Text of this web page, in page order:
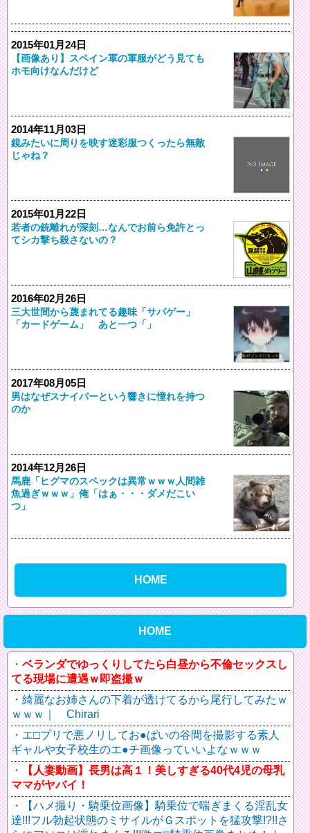
2015年01月24日
【画像あり】スペイン軍の軍服がどう見ても
ホモ向けなんだけど
2014年11月03日
鏡みたいに周りを映す迷彩服つくったら無敵
じゃね？
2015年01月22日
若者の銃離れが深刻…なんでお前ら免許とっ
てシカ撃ち殺さないの？
2016年02月26日
三大世間から蔑まれてる趣味「サバゲー」
「カードゲーム」 あと一つ「」
2017年08月05日
男はなぜスナイパーという響きに憧れを持つ
のか
2014年12月26日
馬鹿「ヒグマのスペックは異常ｗｗｗ人間雑
魚過ぎｗｗｗ」俺「はぁ・・・ダメだこい
つ」
HOME
HOME
ベランダでゆっくりしてたら白昼から不倫セックスし
てる現場に遭遇ｗ即盗撮ｗ
綺麗なお姉さんの下着が透けてるから尾行してみたｗ
ｗｗｗ｜ Chirari
エ□プリで悪ノリしてお●ぱいの谷間を撮影する素人
ギャルや女子校生のエ●チ画像っていいよなｗｗｗ
【人妻動画】長男は高１！美しすぎる40代4児の母乳
ママがヤバイ！
【ハメ撮り・騎乗位画像】騎乗位で喘ぎまくる淫乱女
達!!!フル勃起状態のミサイルがＧスポットを猛攻撃!?!!さ